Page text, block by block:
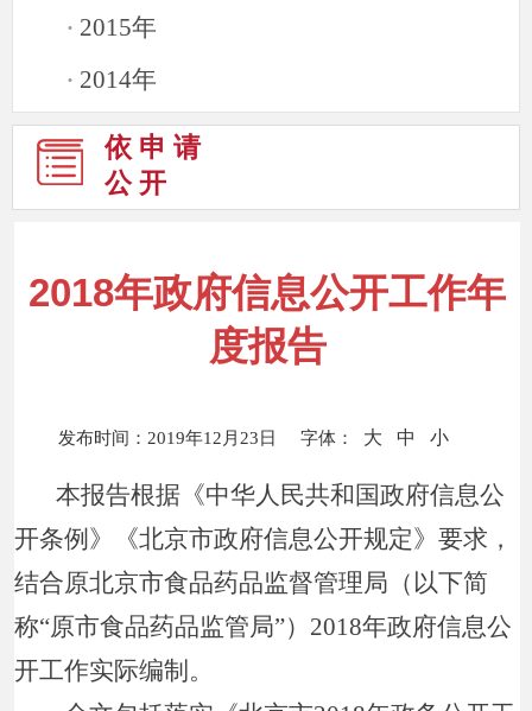
· 2015年
· 2014年
依 申 请
公 开
2018年政府信息公开工作年
度报告
发布时间：2019年12月23日 字体： 大 中 小
本报告根据《中华人民共和国政府信息公
开条例》《北京市政府信息公开规定》要求，
结合原北京市食品药品监督管理局（以下简
称“原市食品药品监管局”）2018年政府信息公
开工作实际编制。